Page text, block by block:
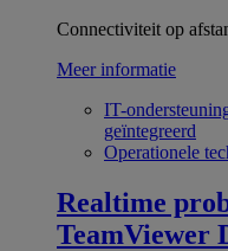
Connectiviteit op
Meer informatie
IT-
geïntegreerd
Operationele
Realtime
TeamViewer